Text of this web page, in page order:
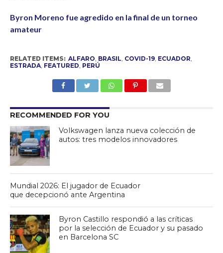
Byron Moreno fue agredido en la final de un torneo
amateur
RELATED ITEMS: ALFARO, BRASIL, COVID-19, ECUADOR,
ESTRADA, FEATURED, PERÚ
RECOMMENDED FOR YOU
Volkswagen lanza nueva colección de
autos: tres modelos innovadores
Mundial 2026: El jugador de Ecuador
que decepcionó ante Argentina
Byron Castillo respondió a las críticas
por la selección de Ecuador y su pasado
en Barcelona SC